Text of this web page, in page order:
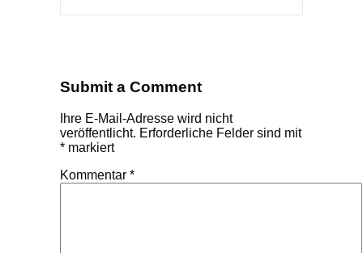
Submit a Comment
Ihre E-Mail-Adresse wird nicht
veröffentlicht. Erforderliche Felder sind mit
* markiert
Kommentar *